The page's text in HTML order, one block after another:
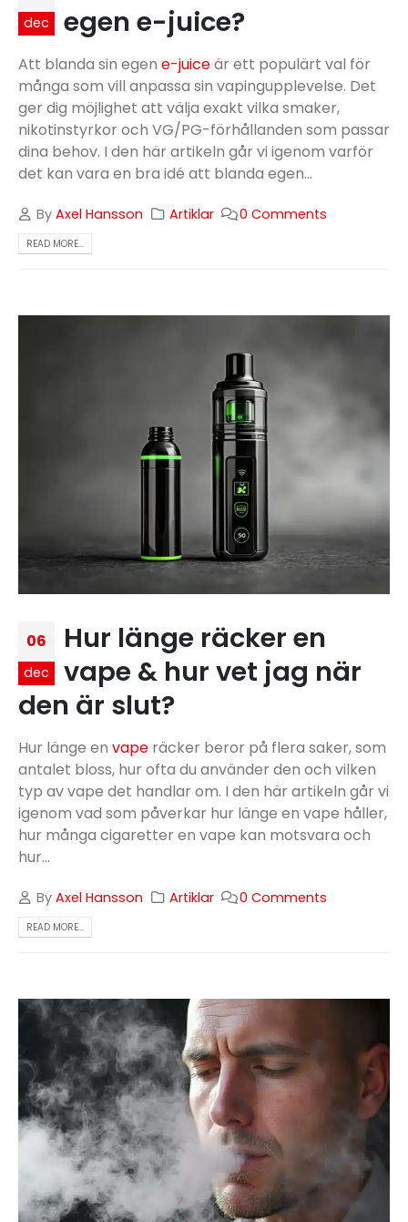
dec
egen e-juice?
Att blanda sin egen e-juiceär ett populärt val för
många som vill anpassa sin vapingupplevelse. Det
ger dig möjlighet att välja exakt vilka smaker,
nikotinstyrkor och VG/PG-förhållanden som passar
dina behov. I den här artikeln går vi igenom varför
det kan vara en bra idé att blanda egen...
ByAxel Hansson Artiklar 0 Comments
READ MORE...
06
dec
Hur länge räcker en
vape & hur vet jag när
den är slut?
Hur länge en vape räcker beror på flera saker, som
antalet bloss, hur ofta du använder den och vilken
typ av vape det handlar om. I den här artikeln går vi
igenom vad som påverkar hur länge en vape håller,
hur många cigaretter en vape kan motsvara och
hur...
ByAxel Hansson Artiklar 0 Comments
READ MORE...